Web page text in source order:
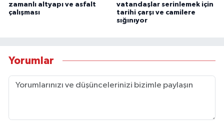
zamanlı altyapı ve asfalt
çalışması
vatandaşlar serinlemek için
tarihi çarşı ve camilere
sığınıyor
Yorumlar